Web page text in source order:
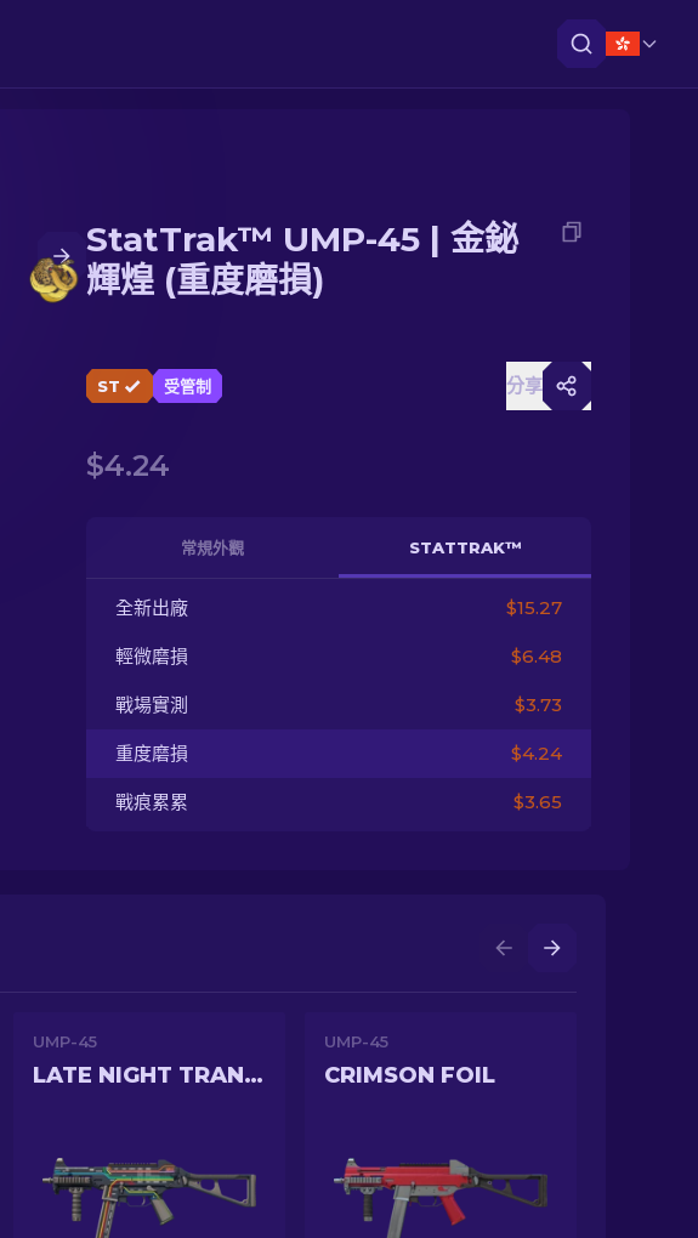
StatTrak™ UMP-45 | 金鉍
輝煌 (重度磨損)
ST 受管制 分享
$4.24
常規外觀 STATTRAK™
全新出廠 $15.27
輕微磨損 $6.48
戰場實測 $3.73
重度磨損 $4.24
戰痕累累 $3.65
UMP-45
LATE NIGHT TRANSIT
UMP-45
CRIMSON FOIL